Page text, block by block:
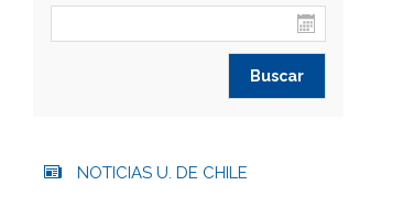
NOTICIAS U. DE CHILE